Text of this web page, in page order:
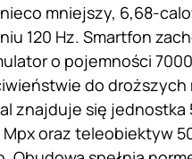
mniejszy, 6,68-
120 Hz. Smartfon
o pojemności
do
znajduje się
oraz teleobiektyw